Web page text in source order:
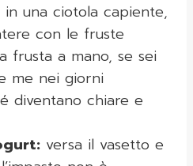
in una ciotola capiente,
con le fruste
frusta a mano, se sei
me nei giorni
diventano chiare e
versa il vasetto e